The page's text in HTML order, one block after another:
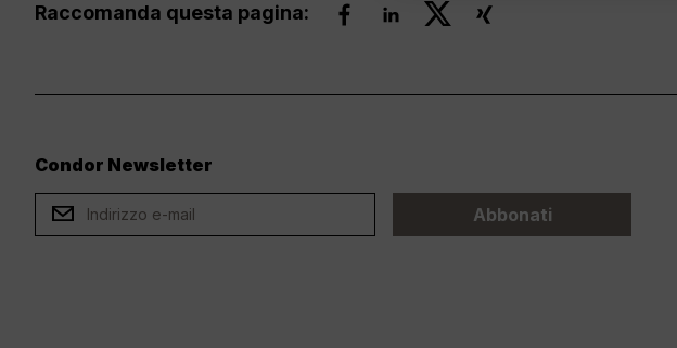
Raccomanda questa pagina:
Condor Newsletter
Abbonati